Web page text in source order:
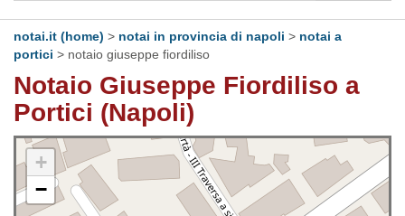
notai.it (home) > notai in provincia di napoli > notai a
portici > notaio giuseppe fiordiliso
Notaio Giuseppe Fiordiliso a
Portici (Napoli)
+
−